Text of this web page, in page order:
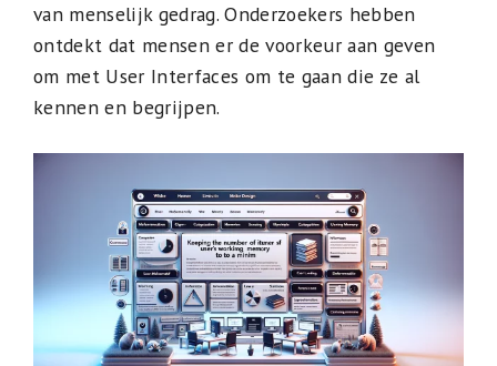
van menselijk gedrag. Onderzoekers hebben
ontdekt dat mensen er de voorkeur aan geven
om met User Interfaces om te gaan die ze al
kennen en begrijpen.